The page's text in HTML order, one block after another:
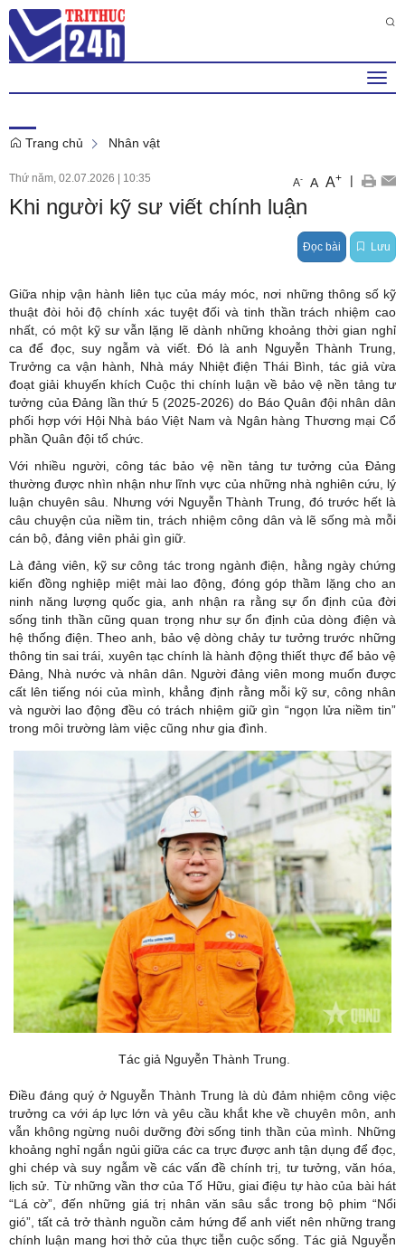
Trang chủ Nhân vật
Thứ năm, 02.07.2026 | 10:35 A- A A+ |
Khi người kỹ sư viết chính luận
Đọc bài Lưu
Giữa nhịp vận hành liên tục của máy móc, nơi những thông số kỹ
thuật đòi hỏi độ chính xác tuyệt đối và tinh thần trách nhiệm cao
nhất, có một kỹ sư vẫn lặng lẽ dành những khoảng thời gian nghỉ
ca để đọc, suy ngẫm và viết. Đó là anh Nguyễn Thành Trung,
Trưởng ca vận hành, Nhà máy Nhiệt điện Thái Bình, tác giả vừa
đoạt giải khuyến khích Cuộc thi chính luận về bảo vệ nền tảng tư
tưởng của Đảng lần thứ 5 (2025-2026) do Báo Quân đội nhân dân
phối hợp với Hội Nhà báo Việt Nam và Ngân hàng Thương mại Cổ
phần Quân đội tổ chức.
Với nhiều người, công tác bảo vệ nền tảng tư tưởng của Đảng
thường được nhìn nhận như lĩnh vực của những nhà nghiên cứu, lý
luận chuyên sâu. Nhưng với Nguyễn Thành Trung, đó trước hết là
câu chuyện của niềm tin, trách nhiệm công dân và lẽ sống mà mỗi
cán bộ, đảng viên phải gìn giữ.
Làđảng viên , kỹ sư công tác trong ngành điện, hằng ngày chứng
kiến đồng nghiệp miệt mài lao động, đóng góp thầm lặng cho an
ninh năng lượng quốc gia, anh nhận ra rằng sự ổn định của đời
sống tinh thần cũng quan trọng như sự ổn định của dòng điện và
hệ thống điện. Theo anh, bảo vệ dòng chảy tư tưởng trước những
thông tin sai trái, xuyên tạc chính là hành động thiết thực để bảo vệ
Đảng, Nhà nước và nhân dân. Người đảng viên mong muốn được
cất lên tiếng nói của mình, khẳng định rằng mỗi kỹ sư, công nhân
và người lao động đều có trách nhiệm giữ gìn “ngọn lửa niềm tin”
trong môi trường làm việc cũng như gia đình.
Tác giả Nguyễn Thành Trung.
Điều đáng quý ở Nguyễn Thành Trung là dù đảm nhiệm công việc
trưởng ca với áp lực lớn và yêu cầu khắt khe về chuyên môn, anh
vẫn không ngừng nuôi dưỡng đời sống tinh thần của mình. Những
khoảng nghỉ ngắn ngủi giữa các ca trực được anh tận dụng để đọc,
ghi chép và suy ngẫm về các vấn đề chính trị, tư tưởng, văn hóa,
lịch sử. Từ những vần thơ của Tố Hữu, giai điệu tự hào của bài hát
“Lá cờ”, đến những giá trị nhân văn sâu sắc trong bộ phim “Nổi
gió”, tất cả trở thành nguồn cảm hứng để anh viết nên những trang
chính luận mang hơi thở của thực tiễn cuộc sống. Tác giả Nguyễn